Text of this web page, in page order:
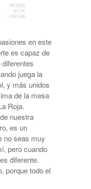
en este
es capaz de
juega la
y más unidos
de la mesa
Roja.
nuestra
es un
no seas muy
pero cuando
diferente.
porque todo el